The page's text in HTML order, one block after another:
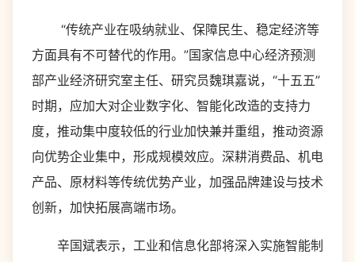
“传统产业在吸纳就业、保障民生、稳定经济等
方面具有不可替代的作用。”国家信息中心经济预测
部产业经济研究室主任、研究员魏琪嘉说，“十五五”
时期，应加大对企业数字化、智能化改造的支持力
度，推动集中度较低的行业加快兼并重组，推动资源
向优势企业集中，形成规模效应。深耕消费品、机电
产品、原材料等传统优势产业，加强品牌建设与技术
创新，加快拓展高端市场。
辛国斌表示，工业和信息化部将深入实施智能制